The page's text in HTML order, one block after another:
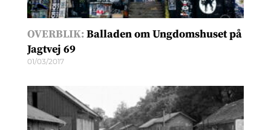
OVERBLIK:Balladen om Ungdomshuset på
Jagtvej 69
01/03/2017